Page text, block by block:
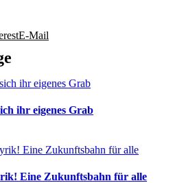
E-Mail
ihr eigenes Grab
Eine Zukunftsbahn für alle